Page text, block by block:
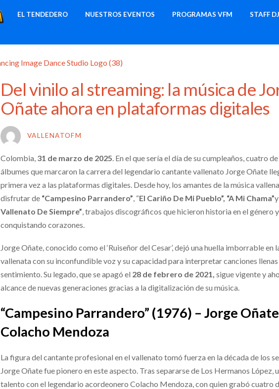
EL TENDEDERO NUESTROS EVENTOS PROGRAMAS VFM STAFF DJ
Del vinilo al streaming: la música de
Oñate ahora en plataformas digitales
VALLENATOFM
Colombia, 31 de marzo de 2025 . En el que sería el día de su cumpleaños, cuatro
álbumes que marcaron la carrera del legendario cantante vallenato Jorge Oñate
primera vez a las plataformas digitales. Desde hoy, los amantes de la música
disfrutar de “Campesino Parrandero” , “El Cariño De Mi Pueblo”, “A Mi Chama”y
Vallenato De Siempre” , trabajos discográficos que hicieron historia en el género
conquistando corazones.
Jorge Oñate, conocido como el ‘Ruiseñor del Cesar’, dejó una huella imborrable en
vallenata con su inconfundible voz y su capacidad para interpretar canciones
sentimiento. Su legado, que se apagó el 28 de febrero de 2021, sigue vigente y
alcance de nuevas generaciones gracias a la digitalización de su música.
“Campesino Parrandero” (1976) – Jorge
Colacho Mendoza
La figura del cantante profesional en el vallenato tomó fuerza en la década de los
Jorge Oñate fue pionero en este aspecto. Tras separarse de Los Hermanos López,
talento con el legendario acordeonero Colacho Mendoza, con quien grabó cuatro